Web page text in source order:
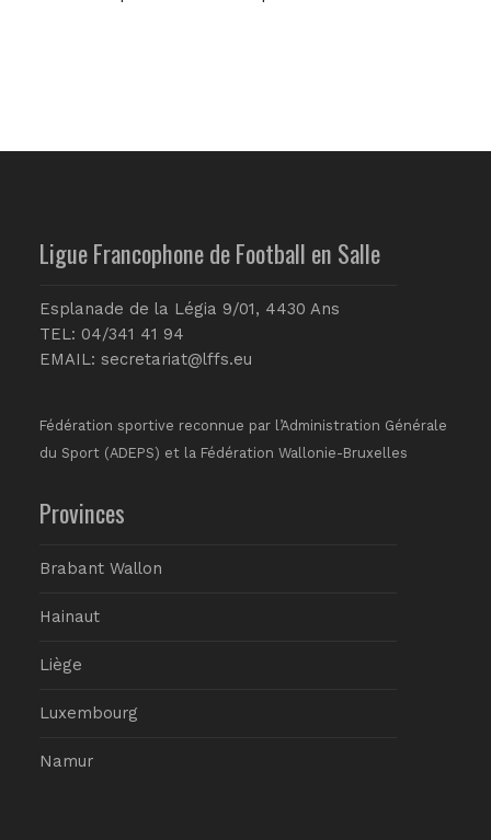
Ligue Francophone de Football en Salle
Esplanade de la Légia 9/01, 4430 Ans
TEL: 04/341 41 94
EMAIL: secretariat@lffs.eu
Fédération sportive reconnue par l’Administration Générale
du Sport (ADEPS) et la Fédération Wallonie-Bruxelles
Provinces
Brabant Wallon
Hainaut
Liège
Luxembourg
Namur